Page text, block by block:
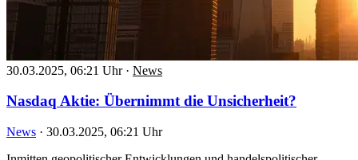
30.03.2025, 06:21 Uhr · News
Nasdaq Aktie: Übernimmt die Unsicherheit?
News · 30.03.2025, 06:21 Uhr